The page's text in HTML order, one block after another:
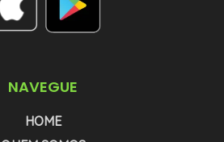
NAVEGUE
HOME